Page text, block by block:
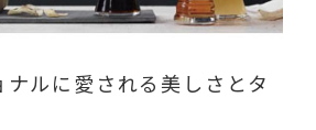
ルに愛される美しさとタ